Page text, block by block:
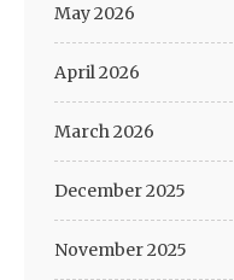
May 2026
April 2026
March 2026
December 2025
November 2025